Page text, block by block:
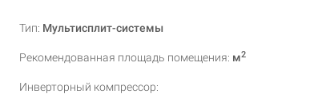
Тип: Мультисплит-системы
Рекомендованная площадь помещения: м2
Инверторный компрессор: